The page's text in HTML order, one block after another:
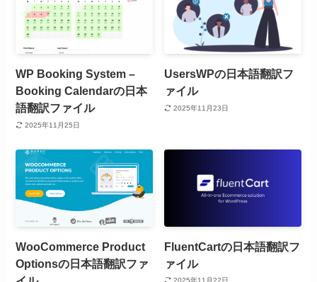
WP Booking System –
Booking Calendarの日本
語翻訳ファイル
2025年11月25日
UsersWPの日本語翻訳フ
ァイル
2025年11月23日
WooCommerce Product
Optionsの日本語翻訳ファ
FluentCartの日本語翻訳フ
ァイル
2025年11月22日